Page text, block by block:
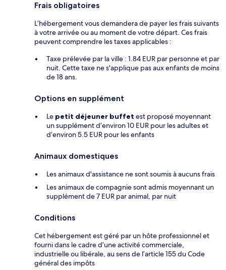
Frais obligatoires
L’hébergement vous demandera de payer les frais suivants
à votre arrivée ou au moment de votre départ. Ces frais
peuvent comprendre les taxes applicables :
Taxe prélevée par la ville : 1.84 EUR par personne et par
nuit. Cette taxe ne s'applique pas aux enfants de moins
de 18 ans.
Options en supplément
Le petit déjeuner buffet est proposé moyennant
un supplément d’environ 10 EUR pour les adultes et
d’environ 5.5 EUR pour les enfants
Animaux domestiques
Les animaux d'assistance ne sont soumis à aucuns frais
Les animaux de compagnie sont admis moyennant un
supplément de 7 EUR par animal, par nuit
Conditions
Cet hébergement est géré par un hôte professionnel et
fourni dans le cadre d’une activité commerciale,
industrielle ou libérale, au sens de l’article 155 du Code
général des impôts